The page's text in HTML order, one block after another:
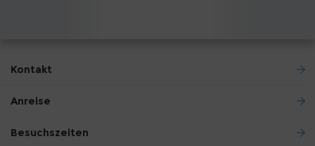
Kontakt
Anreise
Besuchszeiten